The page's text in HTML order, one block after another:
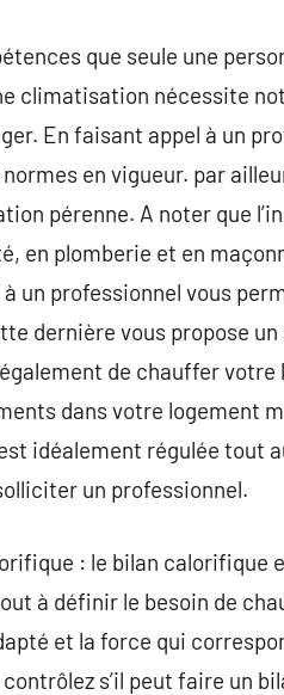
que seule une
climatisation nécessite
En faisant appel à un
en vigueur. par
pérenne. A noter que
en plomberie et en
professionnel vous
dernière vous propose un
de chauffer
dans votre logement
idéalement régulée tout
un professionnel.
: le bilan calorifique
à définir le besoin de
et la force qui
s’il peut faire un